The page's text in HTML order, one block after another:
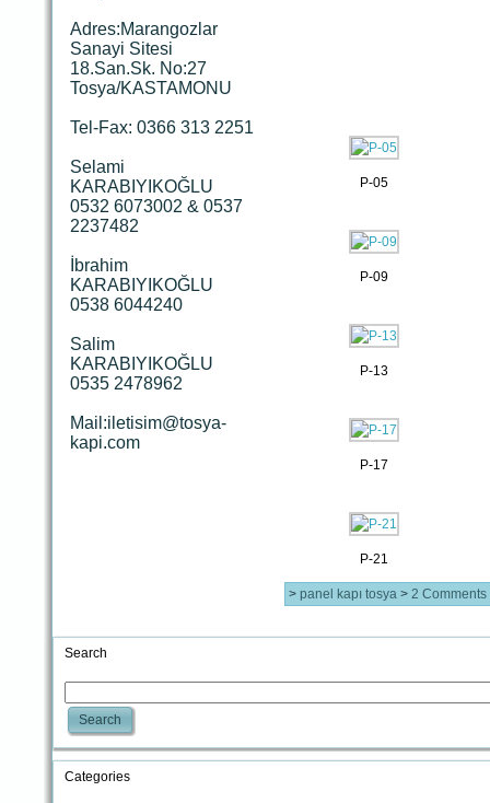
Adres:Marangozlar
Sanayi Sitesi
18.San.Sk. No:27
Tosya/KASTAMONU
Tel-Fax: 0366 313 2251
Selami
KARABIYIKOĞLU
0532 6073002 & 0537
2237482
İbrahim
KARABIYIKOĞLU
0538 6044240
Salim
KARABIYIKOĞLU
0535 2478962
Mail:iletisim@tosya-
kapi.com
P-05
P-09
P-13
P-17
P-21
> panel kapı tosya > 2 Comments
Search
Search
Categories